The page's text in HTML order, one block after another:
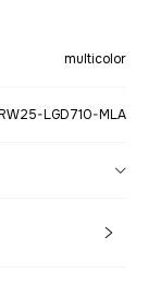
multicolor
LGD710-MLA